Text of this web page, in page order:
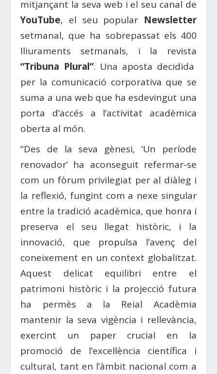
mitjançant la seva web i el seu canal de
YouTube, el seu popular Newsletter
setmanal, que ha sobrepassat els 400
lliuraments setmanals, i la revista
“Tribuna Plural”. Una aposta decidida
per la comunicació corporativa que se
suma a una web que ha esdevingut una
porta d’accés a l’activitat acadèmica
oberta al món.
“Des de la seva gènesi, ‘Un període
renovador’ ha aconseguit refermar-se
com un fòrum privilegiat per al diàleg i
la reflexió, fungint com a nexe singular
entre la tradició acadèmica, que honra i
preserva el seu llegat històric, i la
innovació, que propulsa l’avenç del
coneixement en un context globalitzat.
Aquest delicat equilibri entre el
patrimoni històric i la projecció futura
ha permès a la Reial Acadèmia
mantenir la seva vigència i rellevància,
exercint un paper crucial en la
promoció de l’excel·lència científica i
cultural, tant en l’àmbit nacional com a